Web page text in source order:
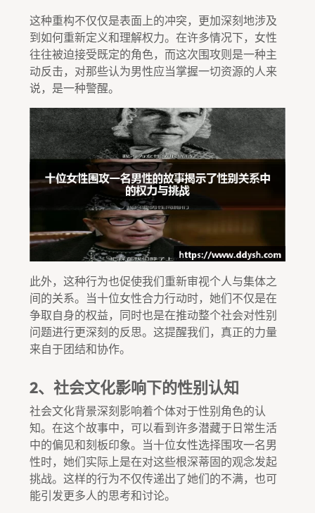
这种重构不仅仅是表面上的冲突，更加深刻地涉及
到如何重新定义和理解权力。在许多情况下，女性
往往被迫接受既定的角色，而这次围攻则是一种主
动反击，对那些认为男性应当掌握一切资源的人来
说，是一种警醒。
此外，这种行为也促使我们重新审视个人与集体之
间的关系。当十位女性合力行动时，她们不仅是在
争取自身的权益，同时也是在推动整个社会对性别
问题进行更深刻的反思。这提醒我们，真正的力量
来自于团结和协作。
2、社会文化影响下的性别认知
社会文化背景深刻影响着个体对于性别角色的认
知。在这个故事中，可以看到许多潜藏于日常生活
中的偏见和刻板印象。当十位女性选择围攻一名男
性时，她们实际上是在对这些根深蒂固的观念发起
挑战。这样的行为不仅传递出了她们的不满，也可
能引发更多人的思考和讨论。